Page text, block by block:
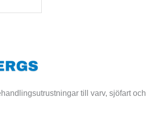
till varv, sjöfart och